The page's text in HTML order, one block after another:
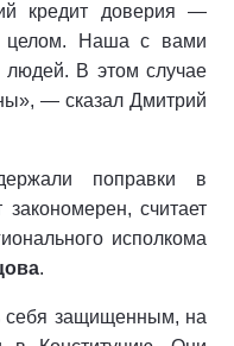
кредит доверия —
целом. Наша с вами
В этом случае
— сказал Дмитрий
поправки в
закономерен, считает
исполкома
.
себя защищенным, на